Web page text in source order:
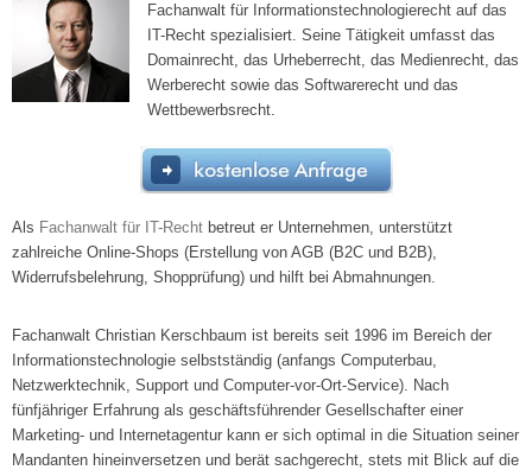
Fachanwalt für Informationstechnologierecht auf das
IT-Recht spezialisiert. Seine Tätigkeit umfasst das
Domainrecht, das Urheberrecht, das Medienrecht, das
Werberecht sowie das Softwarerecht und das
Wettbewerbsrecht.
Als Fachanwalt für IT-Recht betreut er Unternehmen, unterstützt
zahlreiche Online-Shops (Erstellung von AGB (B2C und B2B),
Widerrufsbelehrung, Shopprüfung) und hilft bei Abmahnungen.
Fachanwalt Christian Kerschbaum ist bereits seit 1996 im Bereich der
Informationstechnologie selbstständig (anfangs Computerbau,
Netzwerktechnik, Support und Computer-vor-Ort-Service). Nach
fünfjähriger Erfahrung als geschäftsführender Gesellschafter einer
Marketing- und Internetagentur kann er sich optimal in die Situation seiner
Mandanten hineinversetzen und berät sachgerecht, stets mit Blick auf die